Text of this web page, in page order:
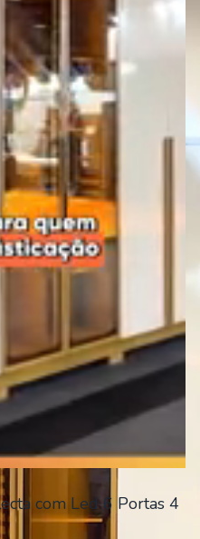
com Led 6 Portas 4